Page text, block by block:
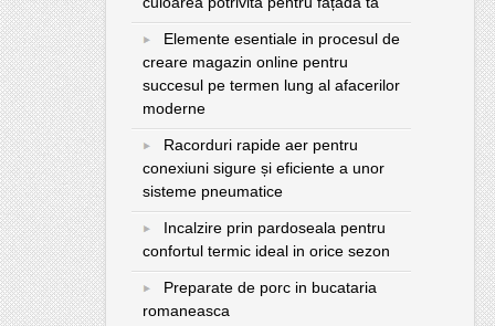
Elemente esentiale in procesul de
creare magazin online pentru
succesul pe termen lung al afacerilor
moderne
Racorduri rapide aer pentru
conexiuni sigure și eficiente a unor
sisteme pneumatice
Incalzire prin pardoseala pentru
confortul termic ideal in orice sezon
Preparate de porc in bucataria
romaneasca